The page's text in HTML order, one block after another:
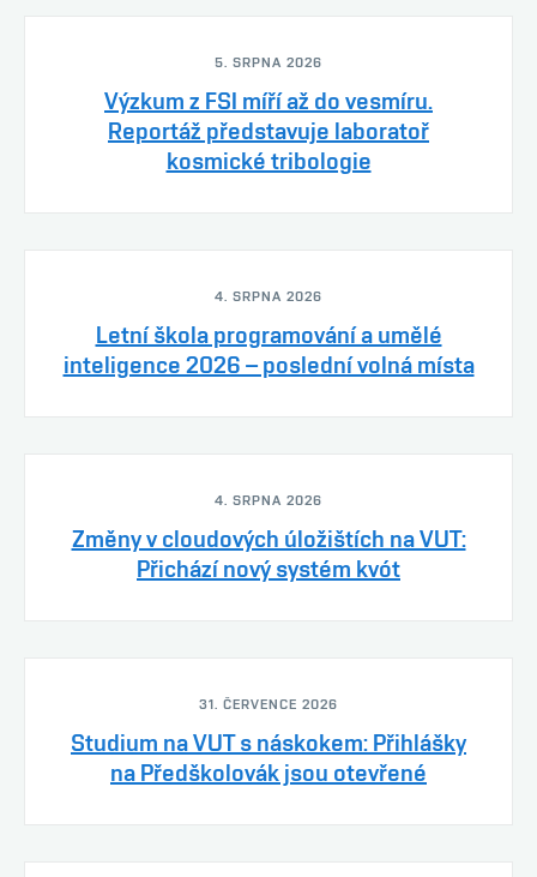
5. SRPNA 2026
Výzkum z FSI míří až do vesmíru.
Reportáž představuje laboratoř
kosmické tribologie
4. SRPNA 2026
Letní škola programování a umělé
inteligence 2026 – poslední volná místa
4. SRPNA 2026
Změny v cloudových úložištích na VUT:
Přichází nový systém kvót
31. ČERVENCE 2026
Studium na VUT s náskokem: Přihlášky
na Předškolovák jsou otevřené